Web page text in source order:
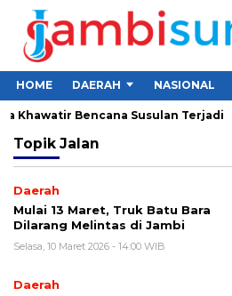
HOME DAERAH NASIONAL
Bencana Susulan Terjadi
Topik Jalan
Daerah
Mulai 13 Maret, Truk Batu Bara
Dilarang Melintas di Jambi
Selasa, 10 Maret 2026 - 14:00 WIB
Daerah